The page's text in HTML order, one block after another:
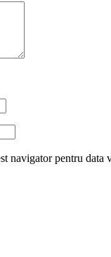
navigator pentru data